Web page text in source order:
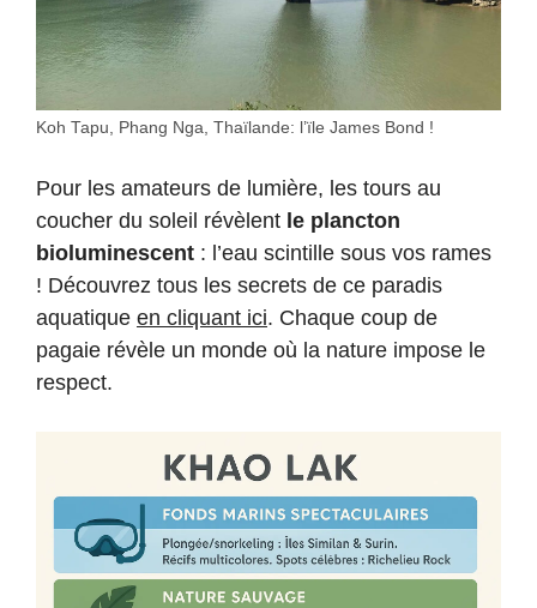
Koh Tapu, Phang Nga, Thaïlande: l’ïle James Bond !
Pour les amateurs de lumière, les tours au
coucher du soleil révèlent le plancton
bioluminescent : l’eau scintille sous vos rames
! Découvrez tous les secrets de ce paradis
aquatique en cliquant ici. Chaque coup de
pagaie révèle un monde où la nature impose le
respect.